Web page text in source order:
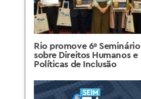
Rio promove 6º Seminário
sobre Direitos Humanos e
Políticas de Inclusão